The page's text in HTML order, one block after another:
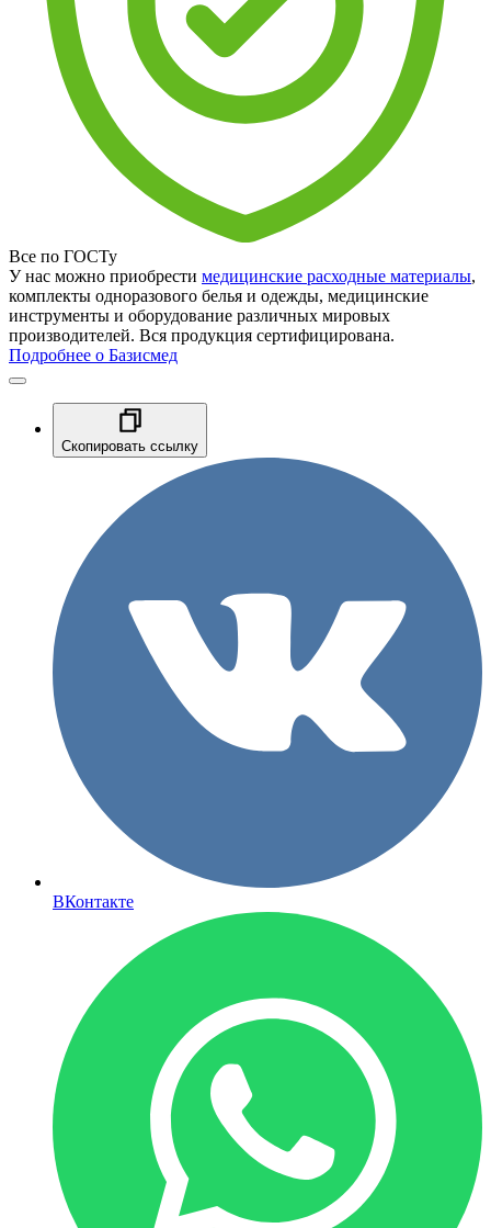
Все по ГОСТу
У нас можно приобрести медицинские расходные материалы,
комплекты одноразового белья и одежды, медицинские
инструменты и оборудование различных мировых
производителей. Вся продукция сертифицирована.
Подробнее о Базисмед
Скопировать ссылку
ВКонтакте